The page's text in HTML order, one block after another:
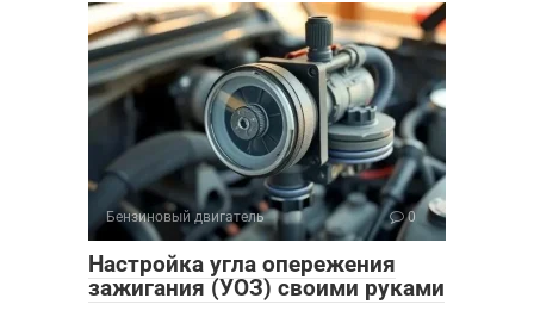
Бензиновый двигатель 0
Настройка угла опережения
зажигания (УОЗ) своими руками